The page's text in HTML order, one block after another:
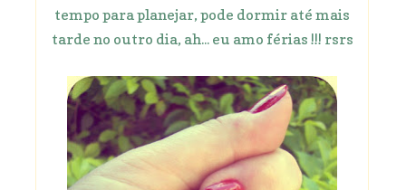
tempo para planejar, pode dormir até mais
tarde no outro dia, ah... eu amo férias !!! rsrs